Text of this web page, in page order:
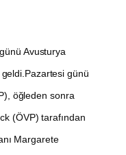
Avusturya
geldi.Pazartesi günü
öğleden sonra
(ÖVP) tarafından
Margarete